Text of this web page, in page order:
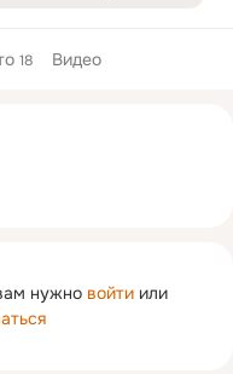
18 Видео
нужно войти или